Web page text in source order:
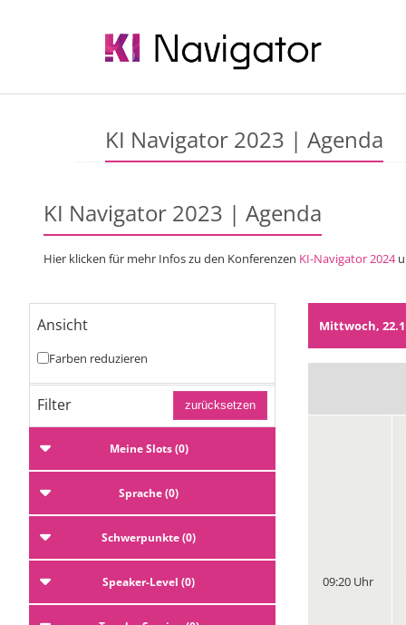
KI Navigator 2023 | Agenda
KI Navigator 2023 | Agenda
Hier klicken für mehr Infos zu den Konferenzen KI-Navigator 2024
Ansicht
Farben reduzieren
Filter zurücksetzen
Meine Slots 0
Sprache 0
Schwerpunkte 0
Speaker-Level 0
Mittwoch,
09:20 Uhr